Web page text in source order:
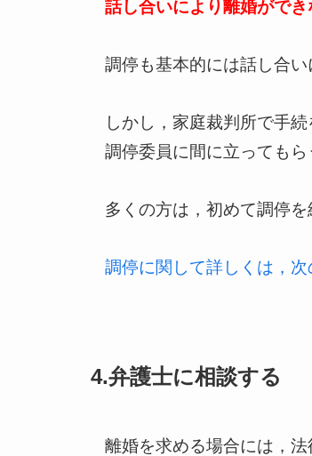
話し合いにより離婚ができ
調停も基本的には話し合い
しかし，家庭裁判所で手
調停委員に間に立ってもら
多くの方は，初めて調停を
調停に関して詳しくは，
4.弁護士に相談する
離婚を求める場合には，法